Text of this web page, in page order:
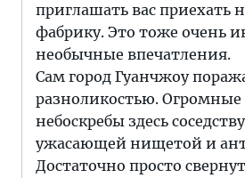
приглашать вас приехать
фабрику. Это тоже очень
необычные впечатления.
Сам город Гуанчжоу
разноликостью.
небоскребы здесь
ужасающей нищетой и
Достаточно просто